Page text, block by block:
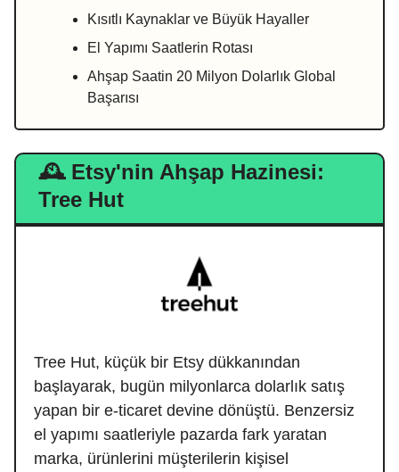
Kısıtlı Kaynaklar ve Büyük Hayaller
El Yapımı Saatlerin Rotası
Ahşap Saatin 20 Milyon Dolarlık Global
Başarısı
🕰️ Etsy'nin Ahşap Hazinesi:
Tree Hut
Tree Hut, küçük bir Etsy dükkanından
başlayarak, bugün milyonlarca dolarlık satış
yapan bir e-ticaret devine dönüştü. Benzersiz
el yapımı saatleriyle pazarda fark yaratan
marka, ürünlerini müşterilerin kişisel